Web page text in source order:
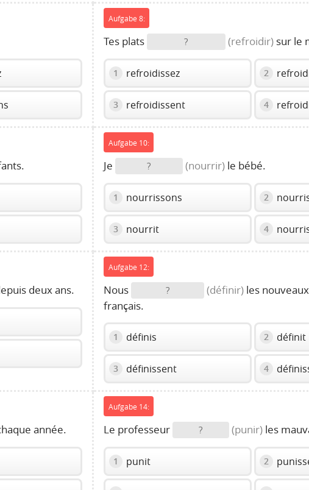
Aufgabe 8:
Tes plats ? (refroidir) sur le
1 refroidissez 2
3 refroidissent 4
Aufgabe 10:
Je ? (nourrir) le bébé.
1 nourrissons 2
3 nourrit 4
deux ans.
Aufgabe 12:
Nous ? (définir) les
français.
1 définis 2 définit
3 définissent 4
année.
Aufgabe 14:
Le professeur ? (punir) les
1 punit 2